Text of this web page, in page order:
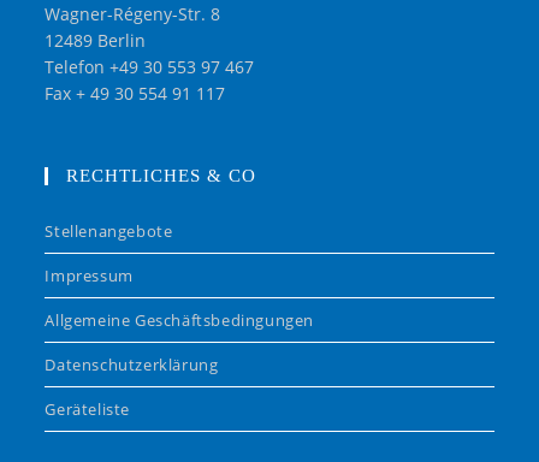
Wagner-Régeny-Str. 8
12489 Berlin
Telefon +49 30 553 97 467
Fax + 49 30 554 91 117
RECHTLICHES & CO
Stellenangebote
Impressum
Allgemeine Geschäftsbedingungen
Datenschutzerklärung
Geräteliste